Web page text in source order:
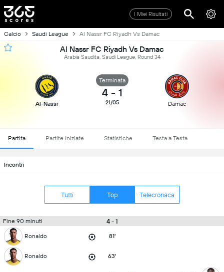
I Miei Risultati
Calcio Saudi League Al Nassr FC Riyadh Vs Damac
Al Nassr FC Riyadh Vs Damac
Arabia Saudita, Saudi League, Round 34
Al-Nassr
Terminata
4 - 1
21/05 Damac
Partita Partite Iniziate Statistiche Testa a Testa
Incontri
Tutti Top Telecronaca
Fine 90 minuti 4 - 1
Ronaldo 81'
Ronaldo 63'